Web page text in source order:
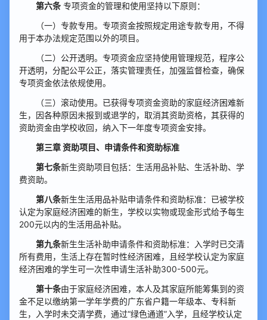
第六条 专项资金的管理和使用坚持以下原则：
（一）专款专用。专项资金按照规定用途专款专用，不得
用于本办法规定范围以外的项目。
（二）公开透明。专项资金应坚持使用管理规范，程序公
开透明，分配公平公正，落实管理责任，加强监督检查，确保
专项资金依法依规使用。
（三）滚动使用。已获得专项资金资助的家庭经济困难新
生，因各种原因未报到或退学的，取消其资助资格，其获得的
资助资金由学校收回，纳入下一年度专项资金安排。
第三章 资助项目、申请条件和资助标准
第七条新生资助项目包括：生活用品补贴、生活补助、学
费资助。
第八条新生生活用品补贴申请条件和资助标准：已被学校
认定为家庭经济困难的新生，学校以实物或现金形式给予每生
200元以内的生活用品补贴。
第九条新生生活补助申请条件和资助标准：入学时已交清
所有费用，生活上存在暂时性经济困难，且经学校认定为家庭
经济困难的学生可一次性申请生活补助300-500元。
第十条由于家庭经济困难，本人及其家庭所能筹集到的资
金不足以缴纳第一学年学费的广东省户籍一年级本、专科新
生，入学时未交清学费，通过“绿色通道”入学，且经学校认定